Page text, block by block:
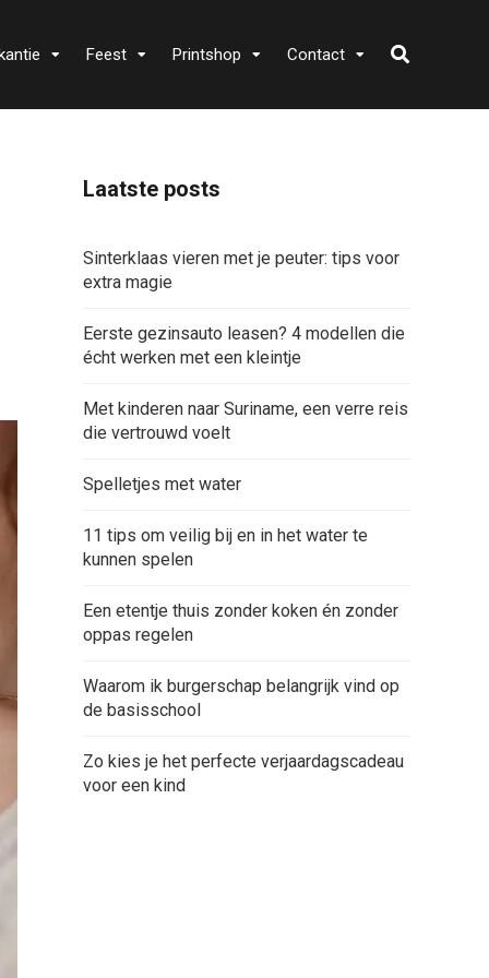
Feest Printshop Contact
Laatste posts
Sinterklaas vieren met je peuter: tips voor
extra magie
Eerste gezinsauto leasen? 4 modellen die
écht werken met een kleintje
Met kinderen naar Suriname, een verre reis
die vertrouwd voelt
Spelletjes met water
11 tips om veilig bij en in het water te
kunnen spelen
Een etentje thuis zonder koken én zonder
oppas regelen
Waarom ik burgerschap belangrijk vind op
de basisschool
Zo kies je het perfecte verjaardagscadeau
voor een kind